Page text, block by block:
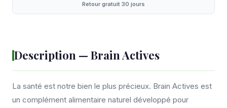
Retour gratuit 30 jours
Description — Brain Actives
La santé est notre bien le plus précieux. Brain Actives est
un complément alimentaire naturel développé pour